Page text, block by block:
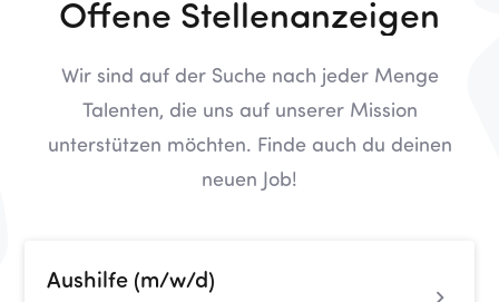
Offene Stellenanzeigen
Wir sind auf der Suche nach jeder Menge
Talenten, die uns auf unserer Mission
unterstützen möchten. Finde auch du deinen
neuen Job!
Aushilfe (m/w/d)